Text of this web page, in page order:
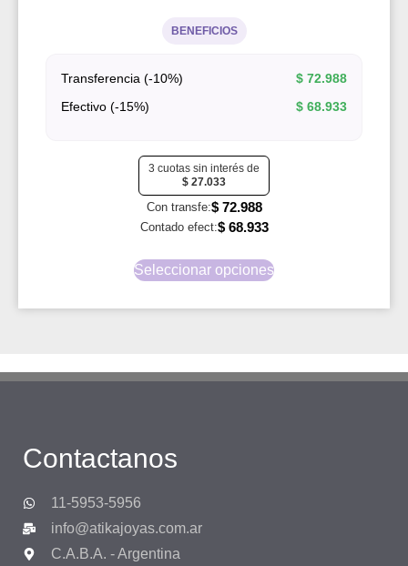
BENEFICIOS
Transferencia (-10%) $ 72.988
Efectivo (-15%)
$ 68.933
3 cuotas sin interés de
$ 27.033
Con transfe:$72.988
Contado efect:$68.933
Seleccionar opciones
Contactanos
11-5953-5956
info@atikajoyas.com.ar
C.A.B.A. - Argentina